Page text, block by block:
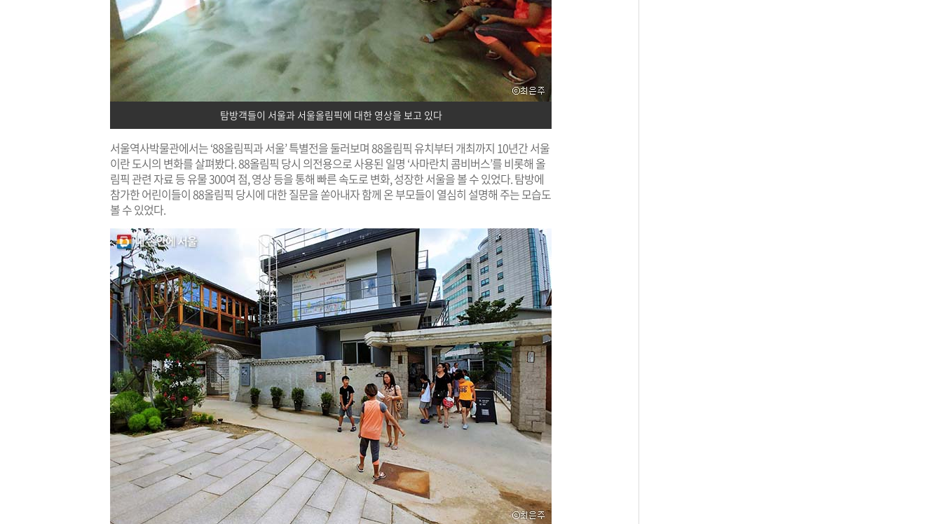
탐방객들이 서울과 서울올림픽에 대한 영상을 보고 있다
서울역사박물관에서는 ‘88올림픽과 서울’ 특별전을 둘러보며 88올림픽 유치부터 개최까지 10년간 서울
이란 도시의 변화를 살펴봤다. 88올림픽 당시 의전용으로 사용된 일명 ‘사마란치 콤비버스’를 비롯해 올
림픽 관련 자료 등 유물 300여 점, 영상 등을 통해 빠른 속도로 변화, 성장한 서울을 볼 수 있었다. 탐방에
참가한 어린이들이 88올림픽 당시에 대한 질문을 쏟아내자 함께 온 부모들이 열심히 설명해 주는 모습도
볼 수 있었다.